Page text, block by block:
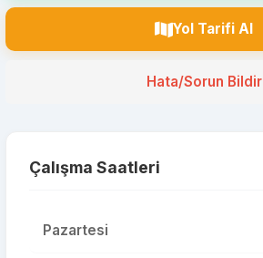
Yol Tarifi Al
Hata/Sorun Bildir
Çalışma Saatleri
Pazartesi